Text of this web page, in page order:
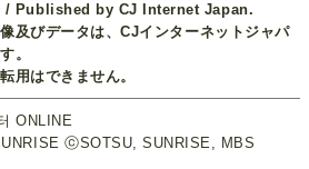
/ Published by CJ Internet Japan.
及びデータは、CJインターネットジャパ
。
用はできません。
ONLINE
ⓒSOTSU, SUNRISE, MBS